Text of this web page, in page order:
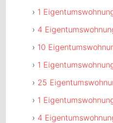
1
4
10
1
25
1
4